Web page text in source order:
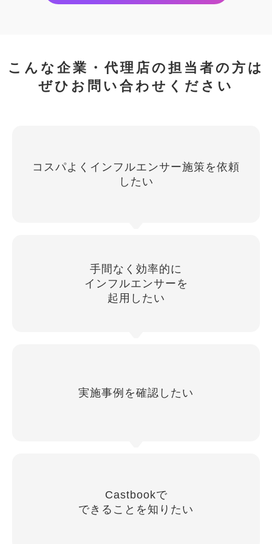
こんな企業・代理店の担当者の方は
ぜひお問い合わせください
コスパよくインフルエンサー施策を依頼
したい
手間なく効率的に
インフルエンサーを
起用したい
実施事例を確認したい
Castbookで
できることを知りたい